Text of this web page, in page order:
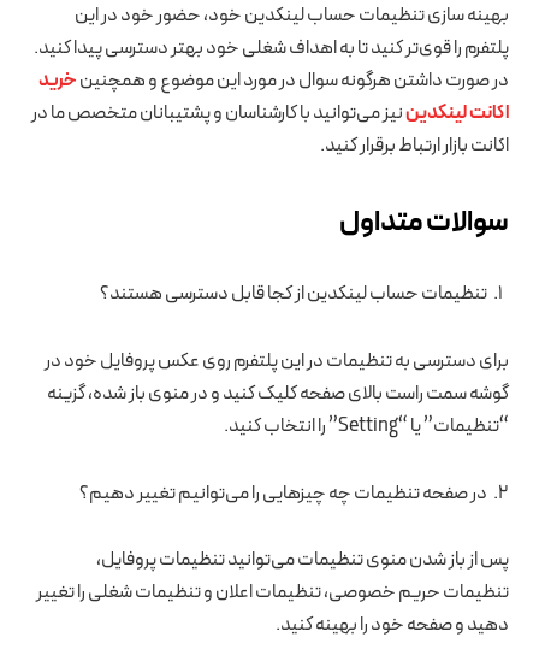
بهینه سازی تنظیمات حساب لینکدین خود، حضور خود در این
پلتفرم را قوی‌تر کنید تا به اهداف شغلی خود بهتر دسترسی پیدا کنید.
در صورت داشتن هرگونه سوال در مورد این موضوع و همچنینخرید
اکانت لینکدیننیز می‌توانید با کارشناسان و پشتیبانان متخصص ما در
اکانت بازار ارتباط برقرار کنید.
سوالات متداول
تنظیمات حساب لینکدین از کجا قابل دسترسی هستند؟
برای دسترسی به تنظیمات در این پلتفرم روی عکس پروفایل خود در
گوشه سمت راست بالای صفحه کلیک کنید و در منوی باز شده، گزینه
“تنظیمات” یا “Setting” را انتخاب کنید.
در صفحه تنظیمات چه چیزهایی را می‌توانیم تغییر دهیم؟
پس از باز شدن منوی تنظیمات می‌توانید تنظیمات پروفایل،
تنظیمات حریم خصوصی، تنظیمات اعلان و تنظیمات شغلی را تغییر
دهید و صفحه خود را بهینه کنید.